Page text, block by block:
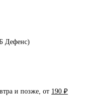
Дефенс)
и позже, от 190 ₽